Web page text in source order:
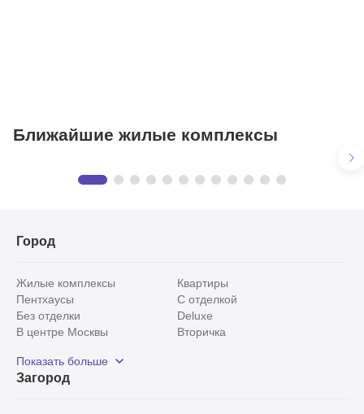
Ближайшие жилые комплексы
Зодиак
Город
Жилые комплексы
Квартиры
Пентхаусы
С отделкой
Без отделки
Deluxe
В центре Москвы
Вторичка
Рядом с парком
С панорамными окнами
Показать больше
Загород